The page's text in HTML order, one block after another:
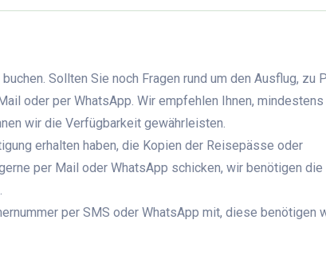
Sollten Sie noch Fragen rund um den Ausflug, zu
oder per WhatsApp. Wir empfehlen Ihnen, mindestens
wir die Verfügbarkeit gewährleisten.
erhalten haben, die Kopien der Reisepässe oder
per Mail oder WhatsApp schicken, wir benötigen die
per SMS oder WhatsApp mit, diese benötigen